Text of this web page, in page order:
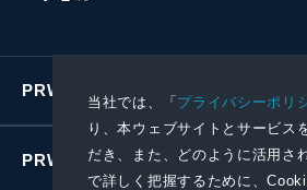
当社では、「プライバシーポリ
り、本ウェブサイトとサービス
だき、また、どのように活用さ
で詳しく把握するために、
PRWIREサービス
PRWIREについて